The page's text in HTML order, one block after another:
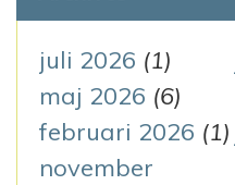
i f
t
e
r
:
juli 2026 (1)
maj 2026 (6)
februari 2026 (1)
november